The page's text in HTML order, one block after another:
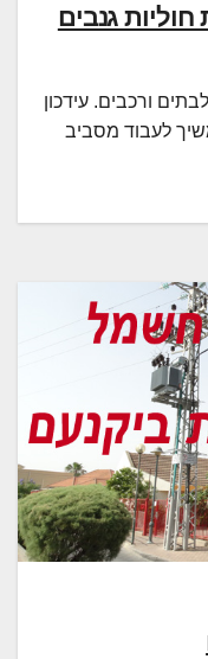
חוליות גנבים
ורכבים. עידכון
ממשיך לעבוד מסביב